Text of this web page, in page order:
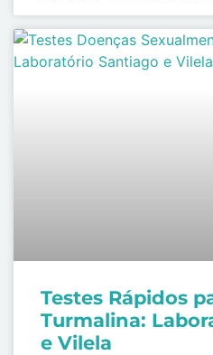
Testes Rápidos
Turmalina:
e Vilela